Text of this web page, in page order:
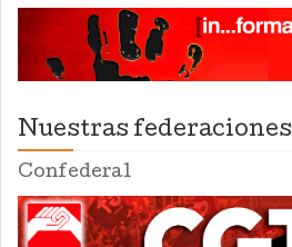
Nuestras federaciones
Confederal